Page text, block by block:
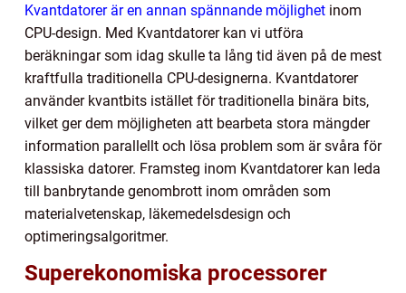
Kvantdatorer är en annan spännande möjlighet inom
CPU-design. Med Kvantdatorer kan vi utföra
beräkningar som idag skulle ta lång tid även på de mest
kraftfulla traditionella CPU-designerna. Kvantdatorer
använder kvantbits istället för traditionella binära bits,
vilket ger dem möjligheten att bearbeta stora mängder
information parallellt och lösa problem som är svåra för
klassiska datorer. Framsteg inom Kvantdatorer kan leda
till banbrytande genombrott inom områden som
materialvetenskap, läkemedelsdesign och
optimeringsalgoritmer.
Superekonomiska processorer